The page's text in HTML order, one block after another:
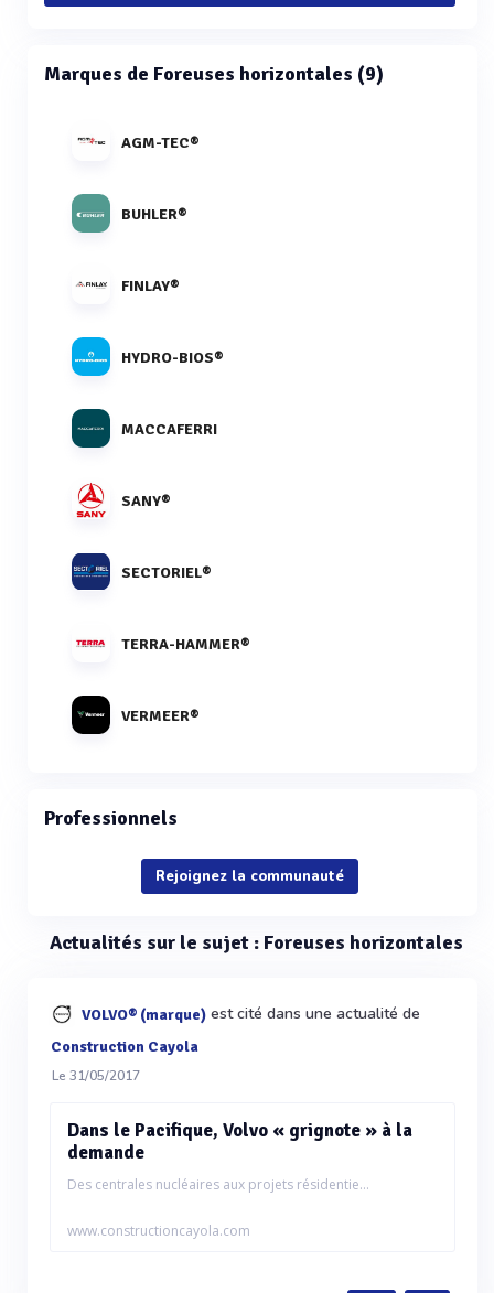
Marques de Foreuses horizontales (9)
AGM-TEC®
BUHLER®
FINLAY®
HYDRO-BIOS®
MACCAFERRI
SANY®
SECTORIEL®
TERRA-HAMMER®
VERMEER®
Professionnels
Rejoignez la communauté
Actualités sur le sujet : Foreuses horizontales
VOLVO® (marque) est cité dans une actualité de
Construction Cayola
Le 31/05/2017
Dans le Pacifique, Volvo « grignote » à la
demande
Des centrales nucléaires aux projets résidentie...
www.constructioncayola.com